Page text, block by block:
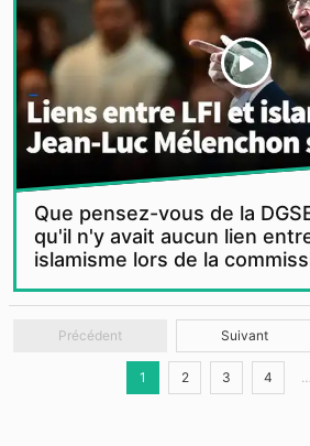
Que pensez-vous de la
qu'il n'y avait aucun lien
islamisme lors de la
Précédent Suivant
1 2 3 4